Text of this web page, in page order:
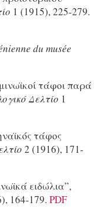
1 (1915), 225-279.
du musée
τάφοι παρά
Δελτίο 1
τάφος
2 (1916), 171-
ειδώλια”,
164-179. PDF